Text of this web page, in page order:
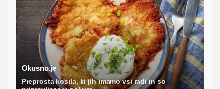
Okusno.je
Preprosta kosila, ki jih imamo vsi radi in so